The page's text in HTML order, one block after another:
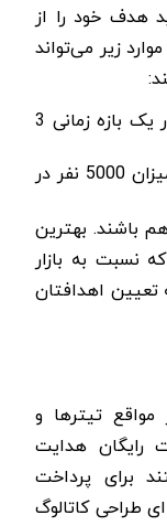
هدف خود را از
زیر می‌تواند
افزایش فروش به میزان 20 درصد در یک بازه زمانی 3
افزایش آگاهی مخاطبان از برند به میزان 5000 نفر در
می‌توانند ترکیبی از موارد 1 و 2 هم باشند. بهترین
نسبت به بازار
تعیین اهدافتان
تیترها و
رایگان هدایت
برای پرداخت
طراحی کاتالوگ